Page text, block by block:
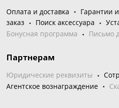
Оплата и доставка Гарантии
заказ
Поиск аксессуара
Бонусная программа
Письмо
Партнерам
Юридические реквизиты
Агентское вознаграждение